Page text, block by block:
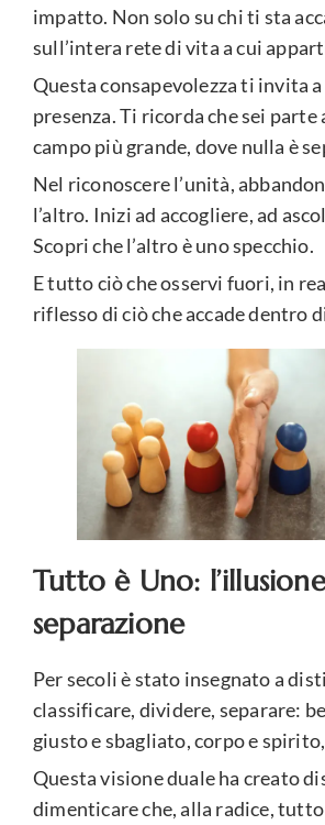
impatto. Non solo su chi ti sta
sull’intera rete di vita a cui
Questa consapevolezza ti invita
presenza. Ti ricorda che sei
campo più grande, dove nulla è
Nel riconoscere l’unità,
l’altro. Inizi ad accogliere, ad
Scopri che l’altro è uno specchio.
E tutto ciò che osservi fuori, in
riflesso di ciò che accade dentro
Tutto è Uno:
separazione
Per secoli è stato insegnato a
classificare, dividere, separare:
giusto e sbagliato, corpo e
Questa visione duale ha creato
dimenticare che, alla radice, tutto